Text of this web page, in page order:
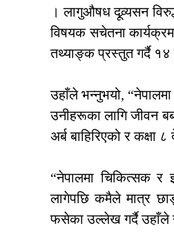
। लागुऔषध दूव्र्यसन
विषयक सचेतना
तथ्याङ्क प्रस्तुत गर्दै १४
उहाँले भन्नुभयो,
उनीहरूका लागि जीवन
अर्ब बाहिरिएको र कक्षा
“नेपालमा चिकित्सक र
लागेपछि कमैले मात्र
फसेका उल्लेख गर्दै उहाँले